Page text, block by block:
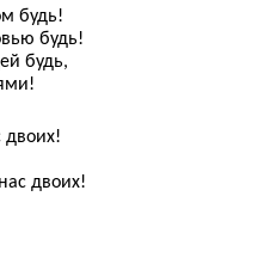
будь!
будь!
будь,
двоих!